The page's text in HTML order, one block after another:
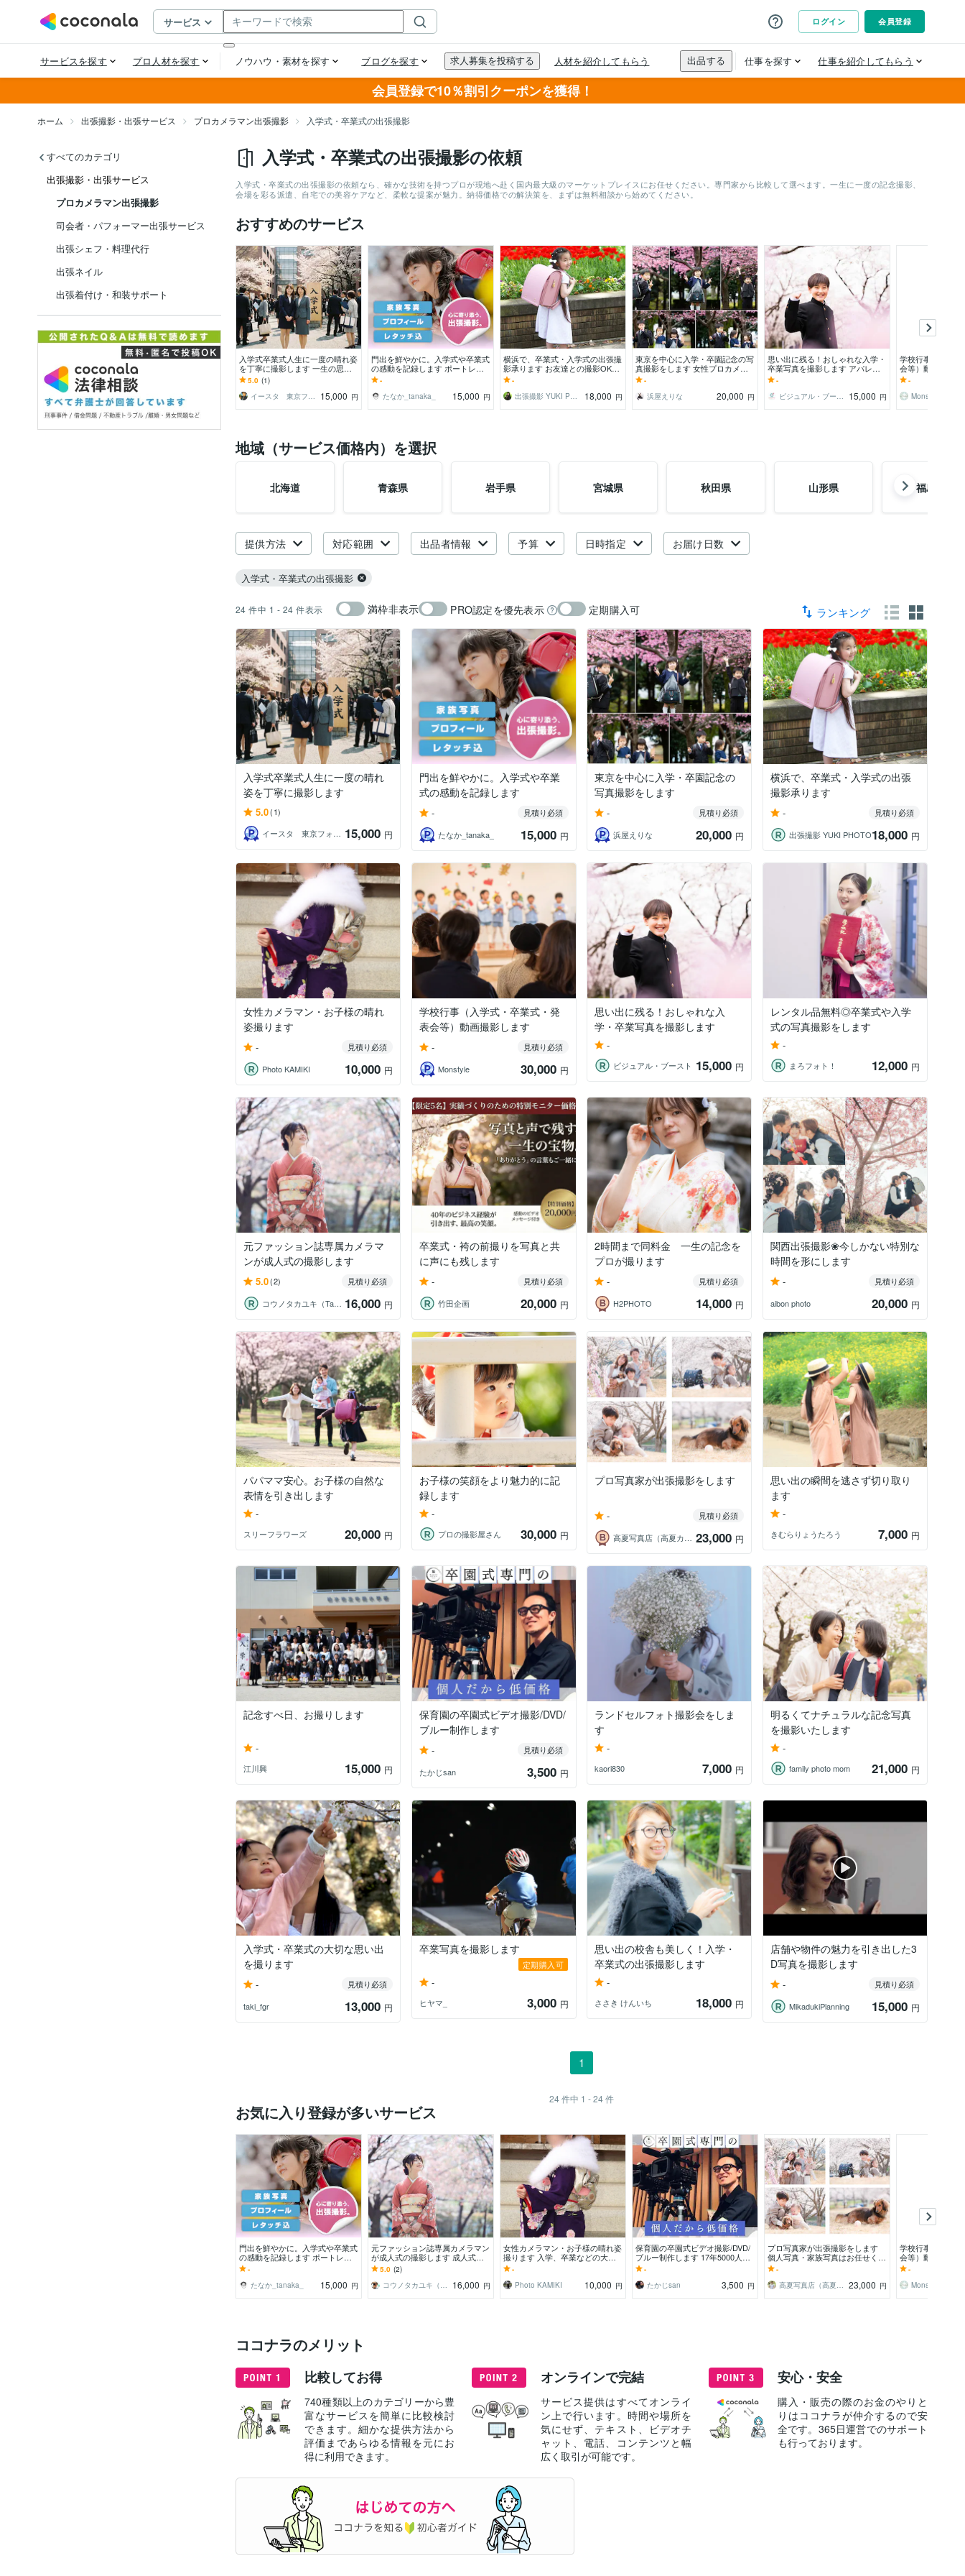
会員登録で10％割引クーポンを獲得！
ホーム 出張撮影・出張サービス プロカメラマン出張撮影 入学式・卒業式の出張撮影
すべてのカテゴリ
出張撮影・出張サービス
プロカメラマン出張撮影
司会者・パフォーマー出張サービス
出張シェフ・料理代行
出張ネイル
出張着付け・和装サポート
入学式・卒業式の出張撮影の依頼
入学式・卒業式の出張撮影の依頼なら、確かな技術を持つプロが現地へ赴く国内最大級のマーケットプレイスにお任せください。専門家から比較して選べます。一生に一度の記念撮影、
会場を彩る派遣、自宅での美容ケアなど、柔軟な提案が魅力。納得価格での解決策を、まずは無料相談から始めてください。
おすすめのサービス
入学式卒業式人生に一度の晴れ姿
を丁寧に撮影します 一生の思い
出を。プロカメラマンが撮影しま
す
5.0 (1)
イースタ 東京フォトグラファー
15,000 円
門出を鮮やかに。入学式や卒業式
の感動を記録します ポートレー
ト・家族・日常の記録。飾らない
自然な姿を写します。
-
たなか_tanaka_
15,000 円
横浜で、卒業式・入学式の出張撮
影承ります お友達との撮影OK♪
思い出を写真に残しましょう
-
出張撮影 YUKI PHOTO
18,000 円
東京を中心に入学・卒園記念の写
真撮影をします 女性プロカメラ
マンが出張撮影！お子様とご家族
の記念に
-
浜屋えりな
20,000 円
思い出に残る！おしゃれな入学・
卒業写真を撮影します アパレル
撮影のプロが、最適な背景とシチ
ュエーションをご提案！
-
ビジュアル・ブースト
15,000 円
学校行事（入学
会等）動画撮影
全国対応！経験
K撮影！ディスク
-
Monstyle
地域（サービス価格内）を選択
北海道 青森県 岩手県 宮城県 秋田県 山形県 福島県
提供方法 対応範囲 出品者情報 予算 日時指定 お届け日数
入学式・卒業式の出張撮影
24 件中 1 - 24 件表示 満枠非表示 PRO認定を優先表示 定期購入可 ランキング
入学式卒業式人生に一度の晴れ
姿を丁寧に撮影します
5.0(1)
イースタ 東京フォトグラファー
15,000 円
門出を鮮やかに。入学式や卒業
式の感動を記録します
-
見積り必須
たなか_tanaka_
15,000 円
東京を中心に入学・卒園記念の
写真撮影をします
-
見積り必須
浜屋えりな
20,000 円
横浜で、卒業式・入学式の出張
撮影承ります
-
見積り必須
出張撮影 YUKI PHOTO18,000 円
女性カメラマン・お子様の晴れ
姿撮ります
-
見積り必須
Photo KAMIKI
10,000 円
学校行事（入学式・卒業式・発
表会等）動画撮影します
-
見積り必須
Monstyle
30,000 円
思い出に残る！おしゃれな入
学・卒業写真を撮影します
-
ビジュアル・ブースト 15,000 円
レンタル品無料◎卒業式や入学
式の写真撮影をします
-
まろフォト！ 12,000 円
元ファッション誌専属カメラマ
ンが成人式の撮影します
5.0(2)
見積り必須
コウノタカユキ（Taka）
16,000 円
卒業式・袴の前撮りを写真と共
に声にも残します
-
見積り必須
竹田企画
20,000 円
2時間まで同料金 一生の記念を
プロが撮ります
-
見積り必須
H2PHOTO
14,000 円
関西出張撮影❀今しかない特別な
時間を形にします
-
見積り必須
aibon photo
20,000 円
パパママ安心。お子様の自然な
表情を引き出します
-
スリーフラワーズ 20,000 円
お子様の笑顔をより魅力的に記
録します
-
プロの撮影屋さん 30,000 円
プロ写真家が出張撮影をします
-
見積り必須
高夏写真店（高夏カズヤ）
23,000 円
思い出の瞬間を逃さず切り取り
ます
-
きむらりょうたろう 7,000 円
記念すべ日、お撮りします
-
江川興 15,000 円
保育園の卒園式ビデオ撮影/DVD/
ブルー制作します
-
見積り必須
たかじsan
3,500 円
ランドセルフォト撮影会をしま
す
-
kaori830 7,000 円
明るくてナチュラルな記念写真
を撮影いたします
-
family photo mom 21,000 円
入学式・卒業式の大切な思い出
を撮ります
-
見積り必須
taki_fgr
13,000 円
卒業写真を撮影します
定期購入可
-
ヒヤマ_ 3,000 円
思い出の校舎も美しく！入学・
卒業式の出張撮影します
-
ささき けんいち 18,000 円
店舗や物件の魅力を引き出した3
D写真を撮影します
-
見積り必須
MikadukiPlanning
15,000 円
1
24件中 1 - 24件
お気に入り登録が多いサービス
門出を鮮やかに。入学式や卒業式
の感動を記録します ポートレー
ト・家族・日常の記録。飾らない
自然な姿を写します。
-
たなか_tanaka_
15,000 円
元ファッション誌専属カメラマン
が成人式の撮影します 成人式の
前撮り（後撮り）を女性を得意と
するカメラマンが撮影
5.0 (2)
コウノタカユキ（Taka）
16,000 円
女性カメラマン・お子様の晴れ姿
撮ります 入学、卒業などの大事
なシーンを写真で残しませんか？
-
Photo KAMIKI
10,000 円
保育園の卒園式ビデオ撮影/DVD/
ブルー制作します 17年5000人以
上撮ったプロの撮影・編集をリー
ズナブルに
-
たかじsan
3,500 円
プロ写真家が出張撮影をします
個人写真・家族写真はお任せくだ
さい！自然な表情を引き出します
-
高夏写真店（高夏カズヤ） 23,000 円
学校行事（入学
会等）動画撮影
全国対応！経験
K撮影！ディスク
-
Monstyle
ココナラのメリット
比較してお得
740種類以上のカテゴリーから豊
富なサービスを簡単に比較検討
できます。細かな提供方法から
評価まであらゆる情報を元にお
得に利用できます。
オンラインで完結
サービス提供はすべてオンライ
ン上で行います。時間や場所を
気にせず、テキスト、ビデオチ
ャット、電話、コンテンツと幅
広く取引が可能です。
安心・安全
購入・販売の際のお金のやりと
りはココナラが仲介するので安
全です。365日運営でのサポート
も行っております。